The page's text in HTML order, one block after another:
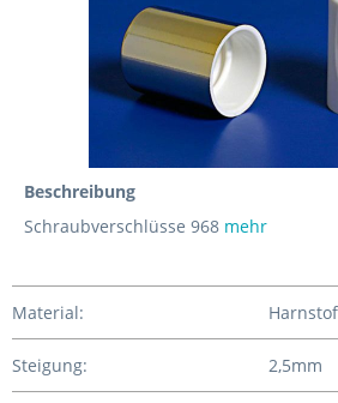
Beschreibung
Schraubverschlüsse 968 mehr
Material:
Steigung: 2,5mm